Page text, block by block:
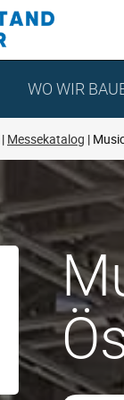
WO WIR
Messekatalog